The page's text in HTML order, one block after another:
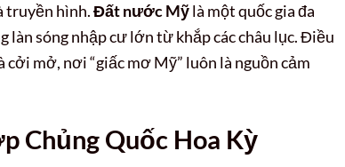
truyền hình.Đất nước Mỹlà một quốc gia đa
sóng nhập cư lớn từ khắp các châu lục. Điều
cởi mở, nơi “giấc mơ Mỹ” luôn là nguồn cảm
Chủng Quốc Hoa Kỳ